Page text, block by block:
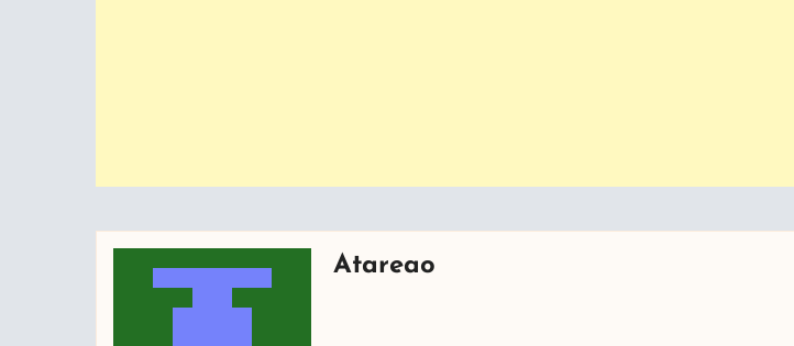
Atareao